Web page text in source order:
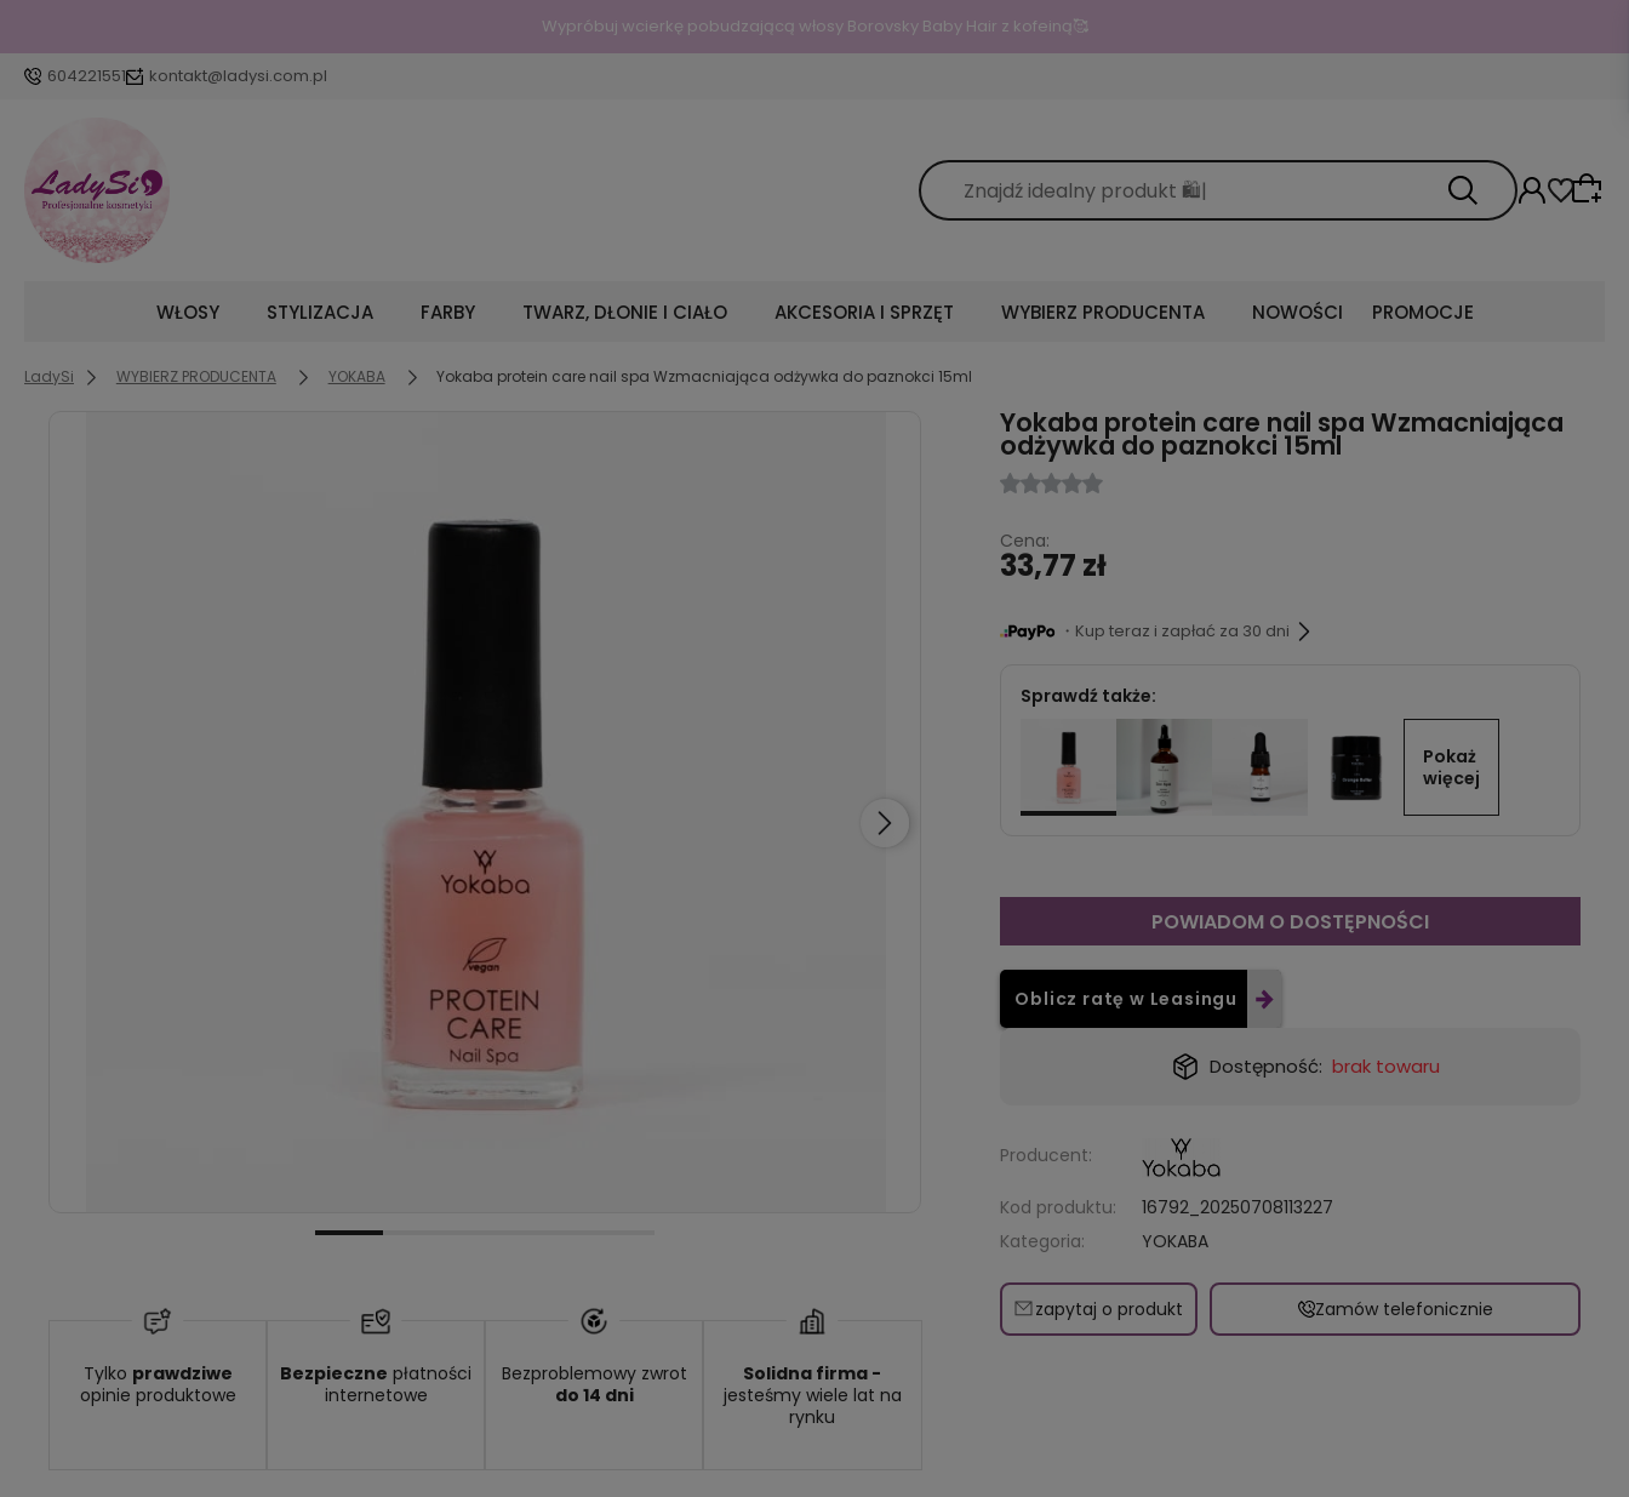
Wypróbuj wcierkę pobudzającą włosy Borovsky Baby Hair z kofeiną🥰
604221551 kontakt@ladysi.com.pl
WŁOSY STYLIZACJA FARBY TWARZ, DŁONIE I CIAŁO AKCESORIA I SPRZĘT WYBIERZ PRODUCENTA NOWOŚCI PROMOCJE
LadySi WYBIERZ PRODUCENTA YOKABA Yokaba protein care nail spa Wzmacniająca odżywka do paznokci 15ml
Tylko prawdziwe
opinie produktowe
Bezpieczne płatności
internetowe
Bezproblemowy zwrot
do 14 dni
Solidna firma -
jesteśmy wiele lat na
rynku
Yokaba protein care nail spa Wzmacniająca
odżywka do paznokci 15ml
Cena:
33,77 zł
・Kup teraz i zapłać za 30 dni
Sprawdź także:
Pokaż
więcej
POWIADOM O DOSTĘPNOŚCI
Oblicz ratę w Leasingu
Dostępność: brak towaru
Producent:
Kod produktu:
16792_20250708113227
Kategoria:
YOKABA
zapytaj o produkt Zamów telefonicznie